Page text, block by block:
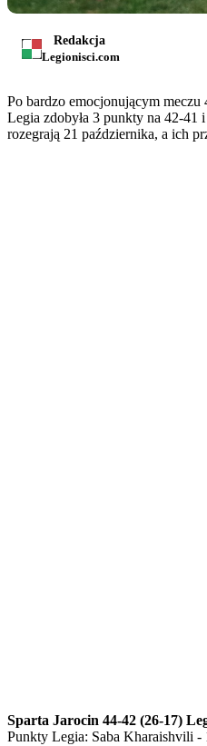
Redakcja
Legionisci.com
Po bardzo emocjonującym
Legia zdobyła 3 punkty na 42-41
rozegrają 21 października, a ich
Sparta Jarocin 44-42 (26-17)
Punkty Legia: Saba Kharaishvili